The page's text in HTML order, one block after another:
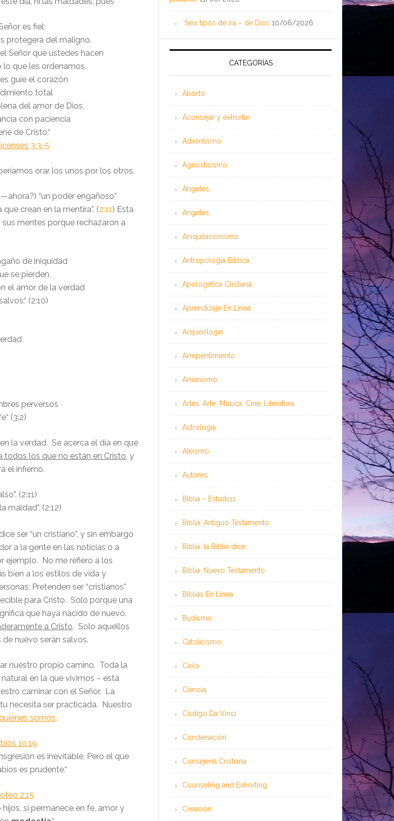
es fiel;
protegerá del maligno.
Señor que ustedes hacen
lo que les ordenamos.
guíe el corazón
total
del amor de Dios,
con paciencia
de Cristo.“
3:3-5
orar los unos por los otros.
“un poder engañoso”
crean en la mentira”. (2:11 ) Esta
mentes porque rechazaron a
de iniquidad
se pierden,
el amor de la verdad
(2:10)
perversos
(3:2)
la verdad. Se acerca el día en que
todos los que no están en Cristo , y
el infierno.
(2:11)
maldad”. (2:12)
ser “un cristiano”, y sin embargo
a la gente en las noticias o a
ejemplo. No me refiero a los
bien a los estilos de vida y
Pretenden ser “cristianos”
para Cristo. Solo porque una
que haya nacido de nuevo.
a Cristo. Solo aquellos
nuevo serán salvos.
nuestro propio camino. Toda la
en la que vivimos – está
caminar con el Señor. La
necesita ser practicada. Nuestro
somos.
10:19
es inevitable, Pero el que
es prudente.“
2:15
si permanece en fe, amor y
Seis tipos de ira – de Dios 10/06/2026
CATEGORÍAS
Aborto
Aconsejar y exhortar
Adventismo
Agnosticismo
Ángeles
Angeles
Aniquilacionismo
Antropología Bíblica
Apologética Cristiana
Aprendizaje En Línea
Arqueología
Arrepentimiento
Arrianismo
Artes: Arte, Música, Cine, Literatura
Astrología
Ateísmo
Autores
Biblia – Estudios
Biblia: Antiguo Testamento
Biblia: la Biblia dice
Biblia: Nuevo Testamento
Bíblias En Línea
Budismo
Catolicismo
Cielo
Ciencia
Código Da Vinci
Condenación
Consejería Cristiana
Counseling and Exhorting
Creación